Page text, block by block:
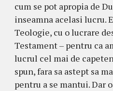
cum se pot apropia de
inseamna acelasi lucru.
Teologie, cu o lucrare
Testament – pentru ca
lucrul cel mai de
spun, fara sa astept sa
pentru a se mantui. Dar